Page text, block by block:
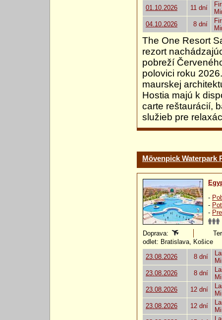
01.10.2026
11 dní
04.10.2026
8 dní
The One Resort
rezort
pobreží
polovici roku
maurskej
Hostia majú k
carte reštaurácií,
služieb pre
Mövenpick Waterpark
-
-
-
Doprava:
odlet: Bratislava, Košice
23.08.2026
8 dní
23.08.2026
8 dní
23.08.2026
12 dní
23.08.2026
12 dní